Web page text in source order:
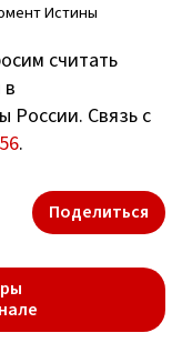
Истины
считать
России. Связь с
.
Поделиться